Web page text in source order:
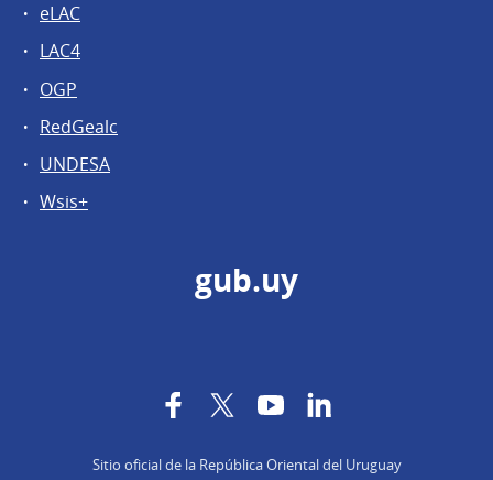
eLAC
LAC4
OGP
RedGealc
UNDESA
Wsis+
gub.uy
FacebookTwitterYouTube
Sitio oficial de la República Oriental del Uruguay